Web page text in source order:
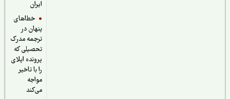
خطاهای
پنهان در
ترجمه مدرک
تحصیلی که
پرونده اپلای
را با تاخیر